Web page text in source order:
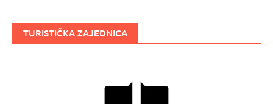
TURISTIČKA ZAJEDNICA